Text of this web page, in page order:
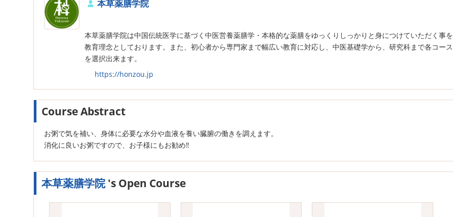
本草薬膳学院
本草薬膳学院は中国伝統医学に基づく中医営養薬膳学・本格的な薬膳をゆっくりしっかりと身につけていただく事を
教育理念としております。また、初心者から専門家まで幅広い教育に対応し、中医基礎学から、研究科まで各コース
を選択出来ます。
https://honzou.jp
Course Abstract
お粥で気を補い、身体に必要な水分や血液を養い臓腑の働きを調えます。
消化に良いお粥ですので、お子様にもお勧め‼
本草薬膳学院's Open Course